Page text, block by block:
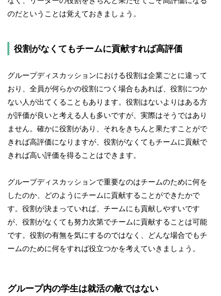
のだということは覚えておきましょう。
役割がなくてもチームに貢献すれば高評価
グループディスカッションにおける役割は企業ごとに違って
おり、全員が何らかの役割につく場合もあれば、役割につか
ない人が出てくることもあります。役割はないよりはある方
が評価が良いと考える人も多いですが、実際はそうではあり
ません。確かに役割があり、それをきちんと果たすことがで
きれば高評価になりますが、役割がなくてもチームに貢献で
きれば高い評価を得ることはできます。
グループディスカッションで重要なのはチームのために何を
したのか、どのようにチームに貢献することができたかで
す。役割が決まっていれば、チームにも貢献しやすいです
が、役割がなくても努力次第でチームに貢献することは可能
です。役割の有無を気にするのではなく、どんな場合でもチ
ームのために何をすれば役立つかを考えていきましょう。
グループ内の学生は就活の敵ではない